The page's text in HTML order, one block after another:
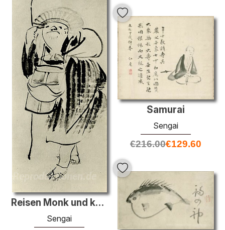
Reisen Monk und kyoku
Sengai
Samurai
Sengai
€216.00€129.60